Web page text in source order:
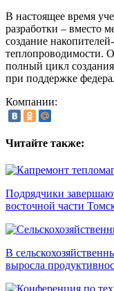
В настоящее время
разработки – вместо
создание
теплопроводимости.
полный цикл
при поддержке
Компании:
Читайте также:
Подрядчики
восточной части
В
выросла